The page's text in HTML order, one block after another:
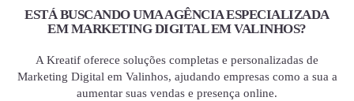
ESTÁ BUSCANDO UMA AGÊNCIA ESPECIALIZADA
EM MARKETING DIGITAL EM VALINHOS?
A Kreatif oferece soluções completas e personalizadas de
Marketing Digital em Valinhos, ajudando empresas como a sua a
aumentar suas vendas e presença online.